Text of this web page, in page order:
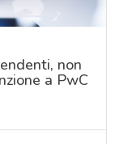
non
a PwC